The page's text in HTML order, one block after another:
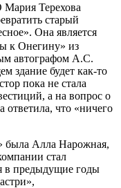
Мария Терехова
старый
Она является
к Онегину» из
автографом А.С.
здание будет как-то
пока не стала
а на вопрос о
ответила, что «ничего
была Алла Нарожная,
стал
в предыдущие годы